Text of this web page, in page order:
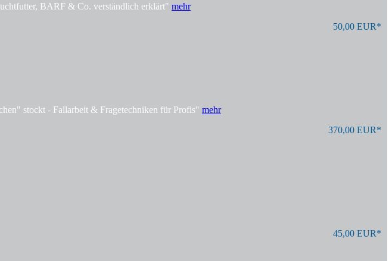
BARF & Co. verständlich erklärt" mehr
50,00 EUR*
stockt - Fallarbeit & Fragetechniken für Profis" mehr
370,00 EUR*
45,00 EUR*